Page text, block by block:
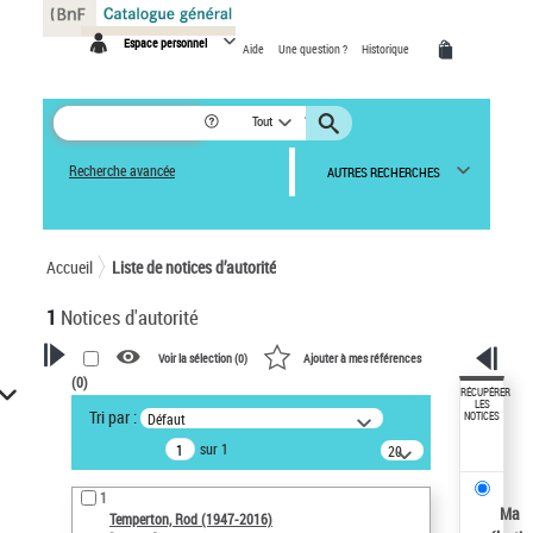
Espace personnel Aide Une question ? Historique
Tout
Recherche avancée AUTRES RECHERCHES
Accueil Liste de notices d’autorité
1 Notices d'autorité
VOTRE RECHERCHE
Recherche avancée dans les
notices d’autorité
Œuvres liées à l'auteur :
Temperton, Rod (1947-2016)
Voir la sélection (0) Ajouter à mes références
(0)
Tri par : Défaut
sur 1
20
résultats/page
1
Temperton, Rod (1947-2016)
RÉCUPÉRER
LES
NOTICES
Ma
Panneau de gestion des cookies